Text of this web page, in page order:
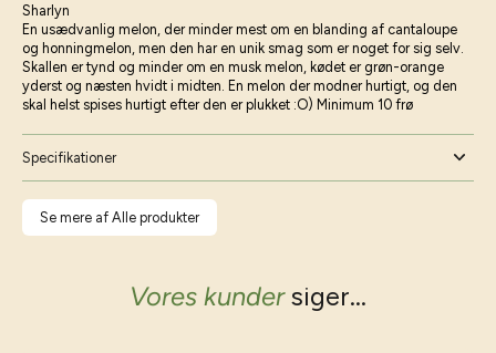
Sharlyn
En usædvanlig melon, der minder mest om en blanding af cantaloupe
og honningmelon, men den har en unik smag som er noget for sig selv.
Skallen er tynd og minder om en musk melon, kødet er grøn-orange
yderst og næsten hvidt i midten. En melon der modner hurtigt, og den
skal helst spises hurtigt efter den er plukket :O) Minimum 10 frø
Specifikationer
Se mere af Alle produkter
Vores kundersiger...